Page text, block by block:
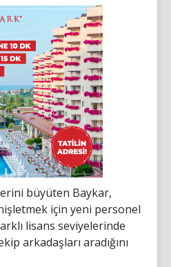
büyüten Baykar,
için yeni personel
lisans seviyelerinde
arkadaşları aradığını